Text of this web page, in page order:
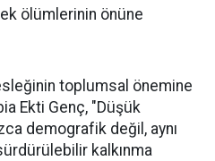
ölümlerinin önüne
toplumsal önemine
Ekti Genç, "Düşük
demografik değil, aynı
kalkınma